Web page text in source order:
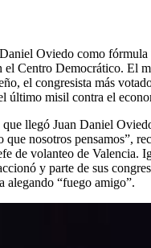
Oviedo como fórmula
el Centro Democrático. El
el congresista más
último misil contra el
que llegó Juan Daniel
nosotros pensamos”,
de volanteo de Valencia.
y parte de sus
alegando “fuego amigo”.